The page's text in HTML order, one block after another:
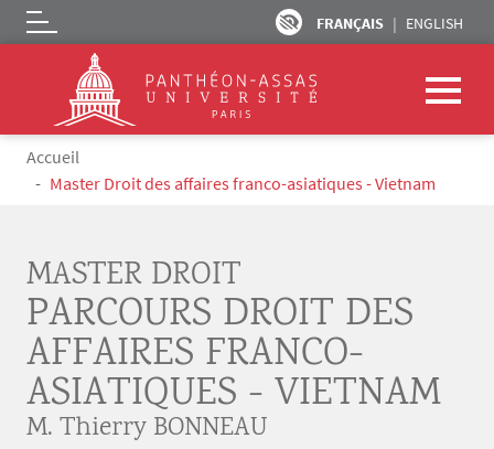
Aller au contenu principal
FRANÇAIS ENGLISH
Logo
Fil d'Ariane
Accueil
Master Droit des affaires franco-asiatiques - Vietnam
MASTER DROIT
PARCOURS DROIT DES
AFFAIRES FRANCO-
ASIATIQUES - VIETNAM
M. Thierry BONNEAU